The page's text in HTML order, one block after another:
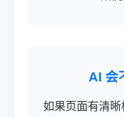
AI 会
如果页面有清